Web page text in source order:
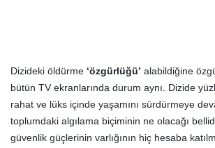
Dizideki öldürme ‘özgürlüğü’ alabildiğine
bütün TV ekranlarında durum aynı. Dizide
rahat ve lüks içinde yaşamını sürdürmeye
toplumdaki algılama biçiminin ne olacağı
güvenlik güçlerinin varlığının hiç hesaba